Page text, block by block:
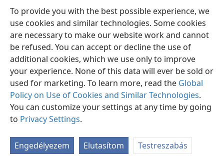
To provide you with the best possible experience, we
use cookies and similar technologies. Some cookies
are necessary to make our website work and cannot
be refused. You can accept or decline the use of
additional cookies, which we use only to improve
your experience. None of this data will ever be sold or
used for marketing. To learn more, read the Global
Policy on Use of Cookies and Similar Technologies.
You can customize your settings at any time by going
to Privacy Settings.
Engedélyezem Elutasítom Testreszabás
Magyar Beállítások
Copyright© 2026 Watch Tower Bible and Tract Society of Pennsylvania
Bizalmas információra vonatkozó szabályok
Adatvédelmi beállítások
JW.ORG Bejelentkezés